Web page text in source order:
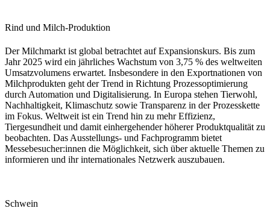
Rind und Milch-Produktion
Der Milchmarkt ist global betrachtet auf Expansionskurs. Bis zum
Jahr 2025 wird ein jährliches Wachstum von 3,75 % des weltweiten
Umsatzvolumens erwartet. Insbesondere in den Exportnationen von
Milchprodukten geht der Trend in Richtung Prozessoptimierung
durch Automation und Digitalisierung. In Europa stehen Tierwohl,
Nachhaltigkeit, Klimaschutz sowie Transparenz in der Prozesskette
im Fokus. Weltweit ist ein Trend hin zu mehr Effizienz,
Tiergesundheit und damit einhergehender höherer Produktqualität zu
beobachten. Das Ausstellungs- und Fachprogramm bietet
Messebesucher:innen die Möglichkeit, sich über aktuelle Themen zu
informieren und ihr internationales Netzwerk auszubauen.
Schwein